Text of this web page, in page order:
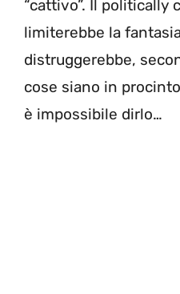
“cattivo”. Il politically
limiterebbe la
distruggerebbe,
cose siano in
è impossibile dirlo…